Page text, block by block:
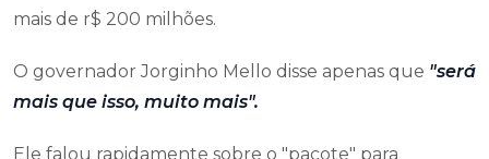
mais de r$ 200 milhões.
O governador Jorginho Mello disse apenas que "será
mais que isso, muito mais".
Ele falou rapidamente sobre o "pacote" para